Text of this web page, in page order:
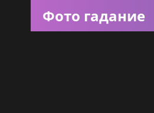
Фото гадание